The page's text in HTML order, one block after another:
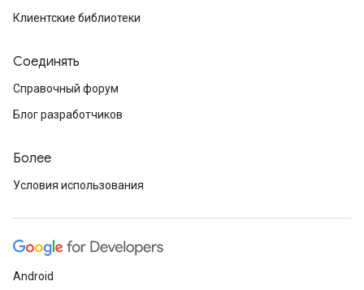
Клиентские библиотеки
Соединять
Справочный форум
Блог разработчиков
Более
Условия использования
Android